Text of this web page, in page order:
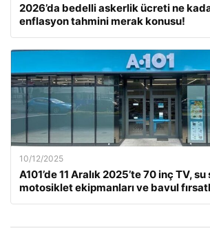
2026’da bedelli askerlik ücreti ne
enflasyon tahmini merak konusu!
10/12/2025
A101’de 11 Aralık 2025’te 70 inç TV,
motosiklet ekipmanları ve bavul